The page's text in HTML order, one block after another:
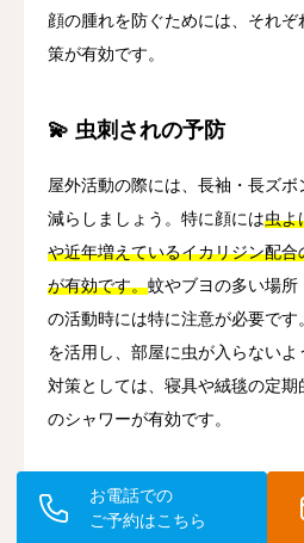
顔の腫れを防ぐためには、それ
策が有効です。
💫 虫刺されの予防
屋外活動の際には、長袖・長ズ
減らしましょう。特に顔には虫よ
や近年増えているイカリジン配
が有効です。蚊やブヨの多い場
の活動時には特に注意が必要で
を活用し、部屋に虫が入らない
対策としては、寝具や絨毯の定
のシャワーが有効です。
🦠 アレルギー反応の予防
お電話での
ご予約はこちら